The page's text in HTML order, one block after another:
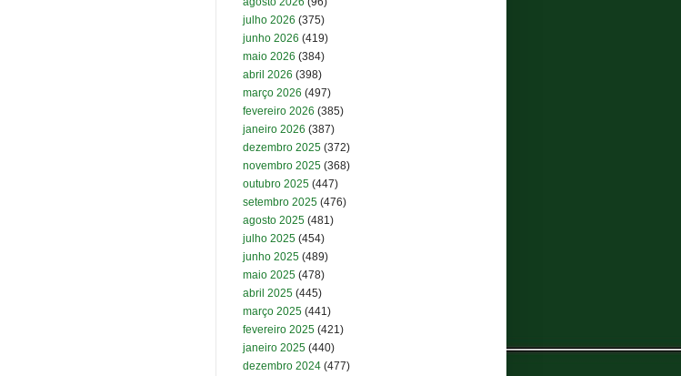
julho 2026 (375)
junho 2026 (419)
maio 2026 (384)
abril 2026 (398)
março 2026 (497)
fevereiro 2026 (385)
janeiro 2026 (387)
dezembro 2025 (372)
novembro 2025 (368)
outubro 2025 (447)
setembro 2025 (476)
agosto 2025 (481)
julho 2025 (454)
junho 2025 (489)
maio 2025 (478)
abril 2025 (445)
março 2025 (441)
fevereiro 2025 (421)
janeiro 2025 (440)
dezembro 2024 (477)